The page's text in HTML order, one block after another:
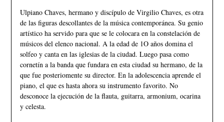
Ulpiano Chaves, hermano y discípulo de Virgilio Chaves, es otra
de las figuras descollantes de la música contemporánea. Su genio
artístico ha servido para que se le colocara en la constelación de
músicos del elenco nacional. A la edad de 1O años domina el
solfeo y canta en las iglesias de la ciudad. Luego pasa como
cornetín a la banda que fundara en esta ciudad su hermano, de la
que fue posteriomente su director. En la adolescencia aprende el
piano, el que es hasta ahora su instrumento favorito. No
desconoce la ejecución de la flauta, guitarra, armonium, ocarina
y celesta.